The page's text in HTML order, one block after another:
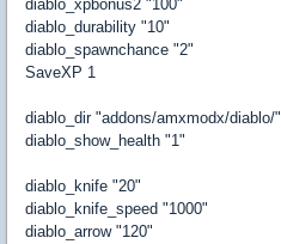
diablo_xpbonus2 "100"
diablo_durability "10"
diablo_spawnchance "2"
SaveXP 1
diablo_dir "addons/amxmodx/diablo/"
diablo_show_health "1"
diablo_knife "20"
diablo_knife_speed "1000"
diablo_arrow "120"